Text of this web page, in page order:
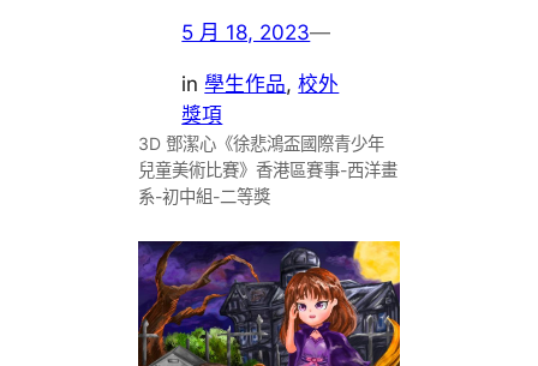
5 月 18, 2023—
in學生作品, 校外
獎項
3D 鄧潔心《徐悲鴻盃國際青少年
兒童美術比賽》香港區賽事-西洋畫
系-初中組-二等獎